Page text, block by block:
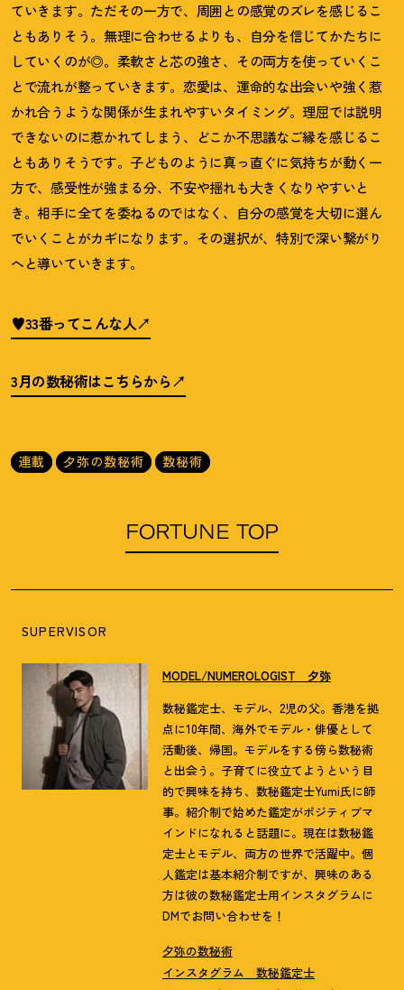
ていきます。ただその一方で、周囲との感覚のズレを感じるこ
ともありそう。無理に合わせるよりも、自分を信じてかたちに
していくのが◎。柔軟さと芯の強さ、その両方を使っていくこ
とで流れが整っていきます。恋愛は、運命的な出会いや強く惹
かれ合うような関係が生まれやすいタイミング。理屈では説明
できないのに惹かれてしまう、どこか不思議なご縁を感じるこ
ともありそうです。子どものように真っ直ぐに気持ちが動く一
方で、感受性が強まる分、不安や揺れも大きくなりやすいと
き。相手に全てを委ねるのではなく、自分の感覚を大切に選ん
でいくことがカギになります。その選択が、特別で深い繋がり
へと導いていきます。
♥33番ってこんな人
3月の数秘術はこちらから
連載 夕弥の数秘術 数秘術
FORTUNE TOP
SUPERVISOR
MODEL/NUMEROLOGIST 夕弥
数秘鑑定士、モデル、2児の父。香港を拠
点に10年間、海外でモデル・俳優として
活動後、帰国。モデルをする傍ら数秘術
と出会う。子育てに役立てようという目
的で興味を持ち、数秘鑑定士Yumi氏に師
事。紹介制で始めた鑑定がポジティブマ
インドになれると話題に。現在は数秘鑑
定士とモデル、両方の世界で活躍中。個
人鑑定は基本紹介制ですが、興味のある
方は彼の数秘鑑定士用インスタグラムに
DMでお問い合わせを！
夕弥の数秘術
インスタグラム 数秘鑑定士